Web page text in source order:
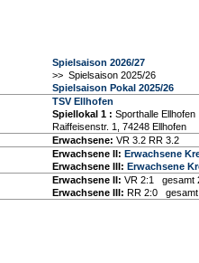
Spielsaison 2026/27
>> Spielsaison 2025/26
Spielsaison Pokal 2025/26
TSV Ellhofen
Spiellokal 1 : Sporthalle Ellhofen
Raiffeisenstr. 1, 74248 Ellhofen
Erwachsene: VR 3.2 RR 3.2
Erwachsene II: Erwachsene
Erwachsene III: Erwachsene
Erwachsene II: VR 2:1 gesamt
Erwachsene III: RR 2:0 gesamt